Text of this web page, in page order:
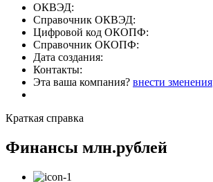
ОКВЭД:
Справочник ОКВЭД:
Цифровой код ОКОПФ:
Справочник ОКОПФ:
Дата создания:
Контакты:
Эта ваша компания? внести зменения
Краткая справка
Финансы млн.рублей